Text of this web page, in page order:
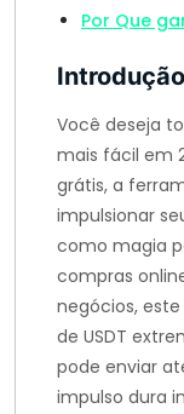
Por Que
Você deseja
mais fácil em
grátis, a
impulsionar
como magia
compras
negócios,
de USDT
pode enviar
impulso dura